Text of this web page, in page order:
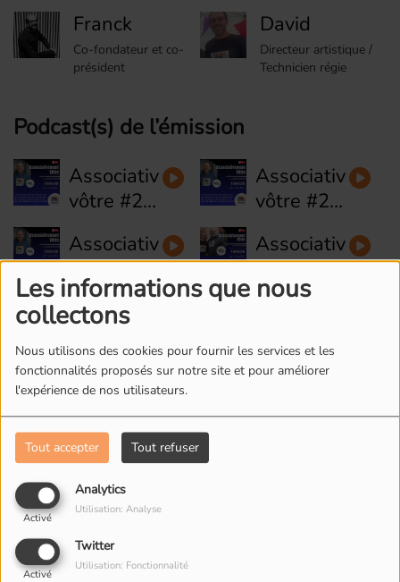
Les informations que nous
collectons
Nous utilisons des cookies pour fournir les services et les
fonctionnalités proposés sur notre site et pour améliorer
l'expérience de nos utilisateurs.
Tout accepter Tout refuser
Analytics
Activé
Utilisation: Analyse
Twitter
Activé
Utilisation: Fonctionnalité
Franck
Co-fondateur et co-
président
David
Directeur artistique /
Technicien régie
Podcast(s) de l’émission
Associativement
vôtre #29
AccessiJeux
vôtre #28
Association
OPPERA
Associativement
votre #27
- Terrain
d'aventure
La petite
plage de
Bagnolet
votre #26
- Asso
et
Citoyenne
Associativement
: La régie
du vélo
de Pantin
: L'Union
Familles
L'ÉQUIPE DE RADIO M'S